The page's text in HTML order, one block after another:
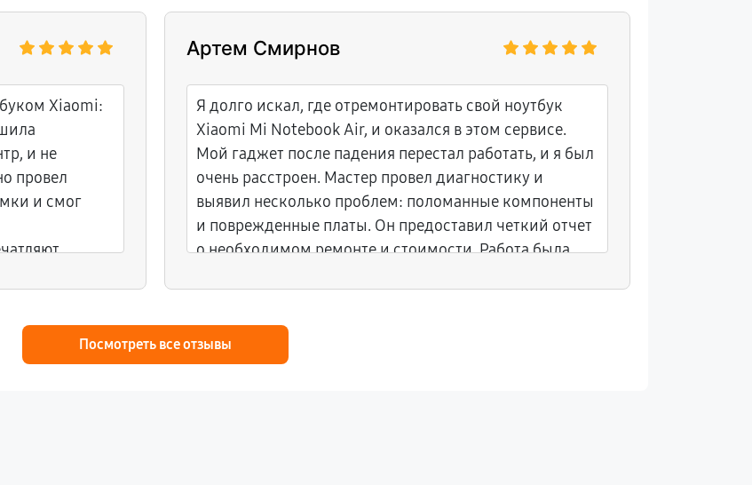
Xiaomi:
и не
провел
и смог
Артем Смирнов
Я долго искал, где отремонтировать свой ноутбук
Xiaomi Mi Notebook Air, и оказался в этом сервисе.
Мой гаджет после падения перестал работать, и я был
очень расстроен. Мастер провел диагностику и
выявил несколько проблем: поломанные компоненты
и поврежденные платы. Он предоставил четкий отчет
о необходимом ремонте и стоимости. Работа была
Посмотреть все отзывы